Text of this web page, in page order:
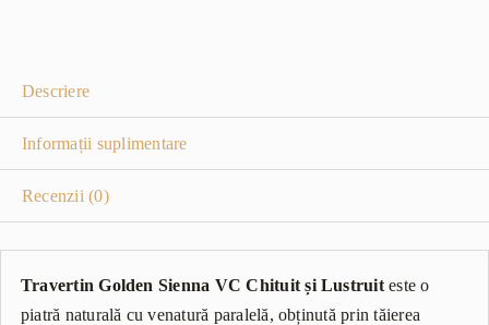
Descriere
Informații suplimentare
Recenzii (0)
Travertin Golden Sienna VC Chituit și Lustruiteste o
piatră naturală cu venatură paralelă, obținută prin tăierea